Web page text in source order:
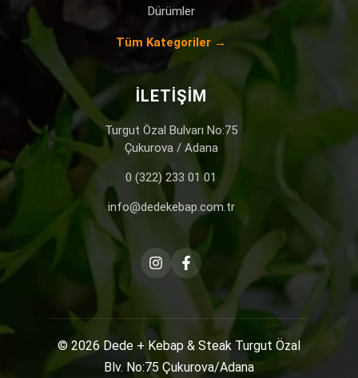
Dürümler
Tüm Kategoriler →
İLETIŞIM
Turgut Özal Bulvarı No:75
Çukurova / Adana
0 (322) 233 01 01
info@dedekebap.com.tr
© 2026 Dede + Kebap & Steak Turgut Özal
Blv. No:75 Çukurova/Adana